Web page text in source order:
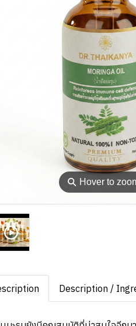
⚲ Hover to
Description /